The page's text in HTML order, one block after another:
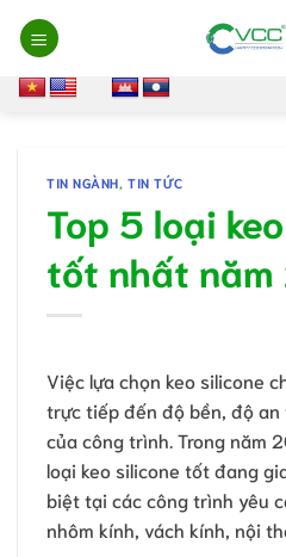
Chuyển
đến
nội
dung
TIN NGÀNH,TIN TỨC
Top 5 loại
tốt nhất
Việc lựa chọn keo silicone
trực tiếp đến độ bền, độ
của công trình. Trong năm
loại keo silicone tốt đang
biệt tại các công trình yêu
nhôm kính, vách kính, nội